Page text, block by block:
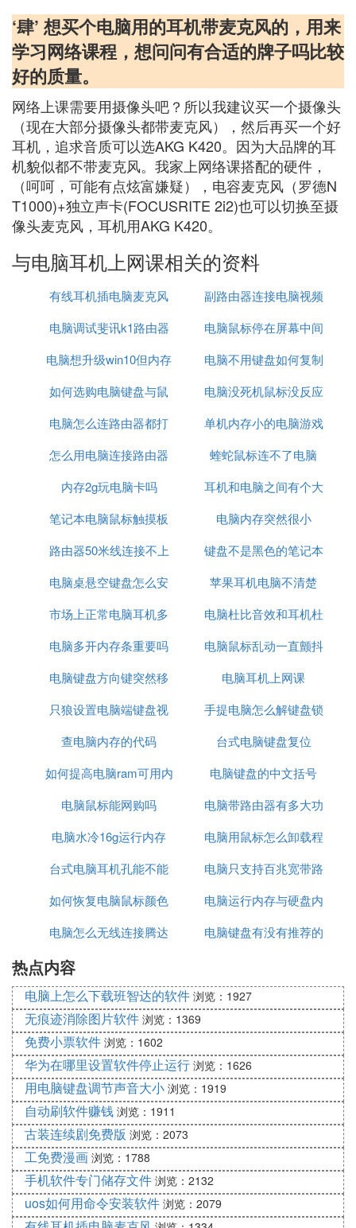
‘肆’ 想买个电脑用的耳机带麦克风的，用来
学习网络课程，想问问有合适的牌子吗比较
好的质量。
网络上课需要用摄像头吧？所以我建议买一个摄像头
（现在大部分摄像头都带麦克风），然后再买一个好
耳机，追求音质可以选AKG K420。因为大品牌的耳
机貌似都不带麦克风。我家上网络课搭配的硬件，
（呵呵，可能有点炫富嫌疑），电容麦克风（罗德N
T1000)+独立声卡(FOCUSRITE 2i2)也可以切换至摄
像头麦克风，耳机用AKG K420。
与电脑耳机上网课相关的资料
有线耳机插电脑麦克风
副路由器连接电脑视频
电脑调试斐讯k1路由器
电脑鼠标停在屏幕中间
怎么解决
电脑想升级win10但内存
不够
电脑不用键盘如何复制
如何选购电脑键盘与鼠
标
电脑没死机鼠标没反应
电脑怎么连路由器都打
不开
单机内存小的电脑游戏
枪战游戏
怎么用电脑连接路由器
蝰蛇鼠标连不了电脑
内存2g玩电脑卡吗
耳机和电脑之间有个大
方块
笔记本电脑鼠标触摸板
怎么开发
电脑内存突然很小
路由器50米线连接不上
电脑
键盘不是黑色的笔记本
电脑
电脑桌悬空键盘怎么安
装
苹果耳机电脑不清楚
市场上正常电脑耳机多
少元
电脑杜比音效和耳机杜
比音效
电脑多开内存条重要吗
电脑鼠标乱动一直颤抖
点开文件
电脑键盘方向键突然移
动速度慢了
电脑耳机上网课
只狼设置电脑端键盘视
角
手提电脑怎么解键盘锁
查电脑内存的代码
台式电脑键盘复位
如何提高电脑ram可用内
存
电脑键盘的中文括号
电脑鼠标能网购吗
电脑带路由器有多大功
率
电脑水冷16g运行内存
电脑用鼠标怎么卸载程
序
台式电脑耳机孔能不能
插音响
电脑只支持百兆宽带路
由器千兆
如何恢复电脑鼠标颜色
电脑运行内存与硬盘内
存
电脑怎么无线连接腾达
电脑键盘有没有推荐的
热点内容
电脑上怎么下载班智达的软件 浏览：1927
无痕迹消除图片软件 浏览：1369
免费小票软件 浏览：1602
华为在哪里设置软件停止运行 浏览：1626
用电脑键盘调节声音大小 浏览：1919
自动刷软件赚钱 浏览：1911
古装连续剧免费版 浏览：2073
工免费漫画 浏览：1788
手机软件专门储存文件 浏览：2132
uos如何用命令安装软件 浏览：2079